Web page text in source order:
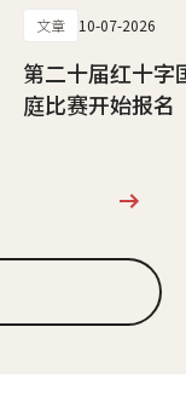
文章 10-07-2026
第二十届红十字
庭比赛开始报名